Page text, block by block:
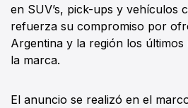
en SUV’s, pick-ups y vehículos
refuerza su compromiso por
Argentina y la región los últimos
la marca.
El anuncio se realizó en el